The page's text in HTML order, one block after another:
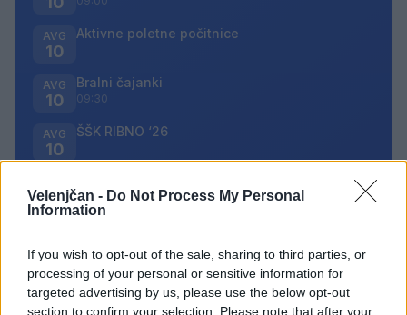
Velenjčan - Do Not Process My Personal
Information
If you wish to opt-out of the sale, sharing to third parties, or
processing of your personal or sensitive information for
targeted advertising by us, please use the below opt-out
section to confirm your selection. Please note that after your
AVG
10
Aktivne poletne počitnice
AVG
10
Bralni čajanki
09:30
AVG
10
ŠŠK RIBNO ‘26
Vsi dogodki →
Najbolj brano
Pretep v gostinskem lokalu v Velenju: 46-letnik